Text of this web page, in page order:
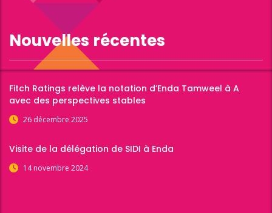
Nouvelles récentes
Fitch Ratings relève la notation d’Enda Tamweel à A
avec des perspectives stables
26 décembre 2025
Visite de la délégation de SIDI à Enda
14 novembre 2024